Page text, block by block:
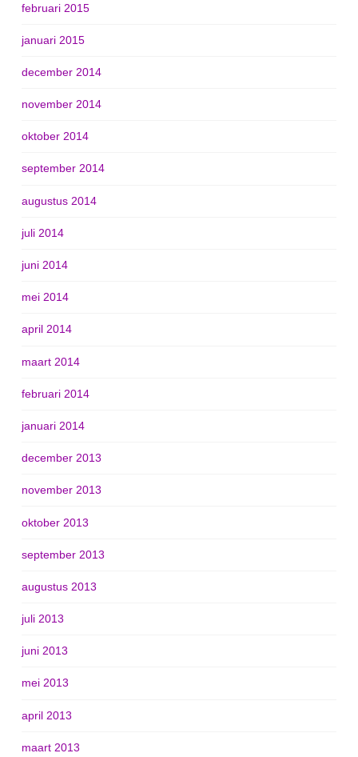
februari 2015
januari 2015
december 2014
november 2014
oktober 2014
september 2014
augustus 2014
juli 2014
juni 2014
mei 2014
april 2014
maart 2014
februari 2014
januari 2014
december 2013
november 2013
oktober 2013
september 2013
augustus 2013
juli 2013
juni 2013
mei 2013
april 2013
maart 2013